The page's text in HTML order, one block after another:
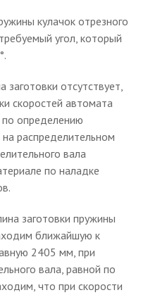
кулачок отрезного
угол, который
заготовки отсутствует,
скоростей автомата
определению
распределительном
вала
по наладке
заготовки пружины
ближайшую к
2405 мм, при
вала, равной по
что при скорости